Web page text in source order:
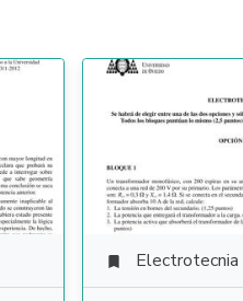
 Electrotecnia